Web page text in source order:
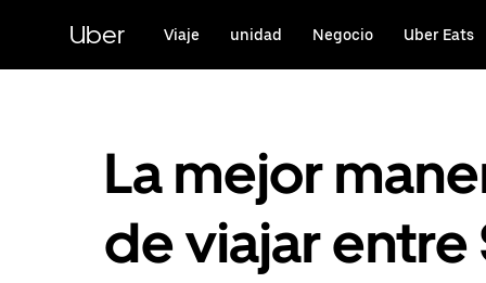
contenido
principal
Uber Viaje unidad Negocio Uber Eats
La mejor
de viajar entre